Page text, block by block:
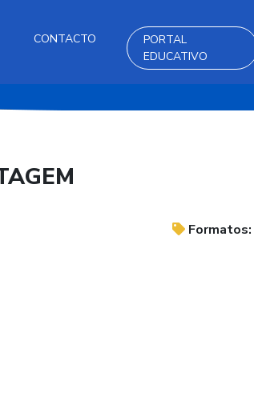
CONTACTO
PORTAL
EDUCATIVO
Formatos: